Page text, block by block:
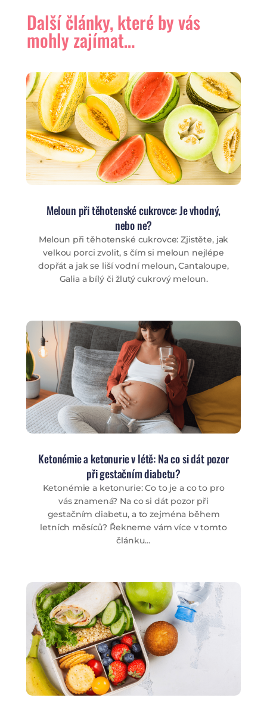
Další články, které by vás
mohly zajímat…
Meloun při těhotenské cukrovce: Je vhodný,
nebo ne?
Meloun při těhotenské cukrovce: Zjistěte, jak
velkou porci zvolit, s čím si meloun nejlépe
dopřát a jak se liší vodní meloun, Cantaloupe,
Galia a bílý či žlutý cukrový meloun.
Ketonémie a ketonurie v létě: Na co si dát pozor
při gestačním diabetu?
Ketonémie a ketonurie: Co to je a co to pro
vás znamená? Na co si dát pozor při
gestačním diabetu, a to zejména během
letních měsíců? Řekneme vám více v tomto
článku…